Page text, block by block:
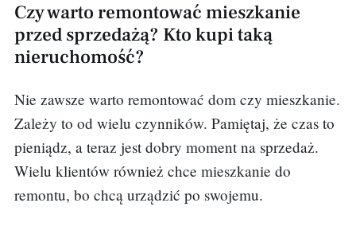
Czy warto remontować mieszkanie
przed sprzedażą? Kto kupi taką
nieruchomość?
Nie zawsze warto remontować dom czy mieszkanie.
Zależy to od wielu czynników. Pamiętaj, że czas to
pieniądz, a teraz jest dobry moment na sprzedaż.
Wielu klientów również chce mieszkanie do
remontu, bo chcą urządzić po swojemu.